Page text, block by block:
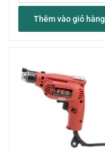
Thêm vào giỏ hàng